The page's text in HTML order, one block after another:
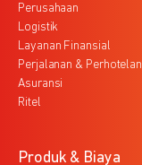
Perusahaan
Logistik
Layanan Finansial
Perjalanan & Perhotelan
Asuransi
Ritel
Produk & Biaya